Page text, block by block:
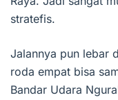
stratefis.
Jalannya pun lebar
roda empat bisa
Bandar Udara